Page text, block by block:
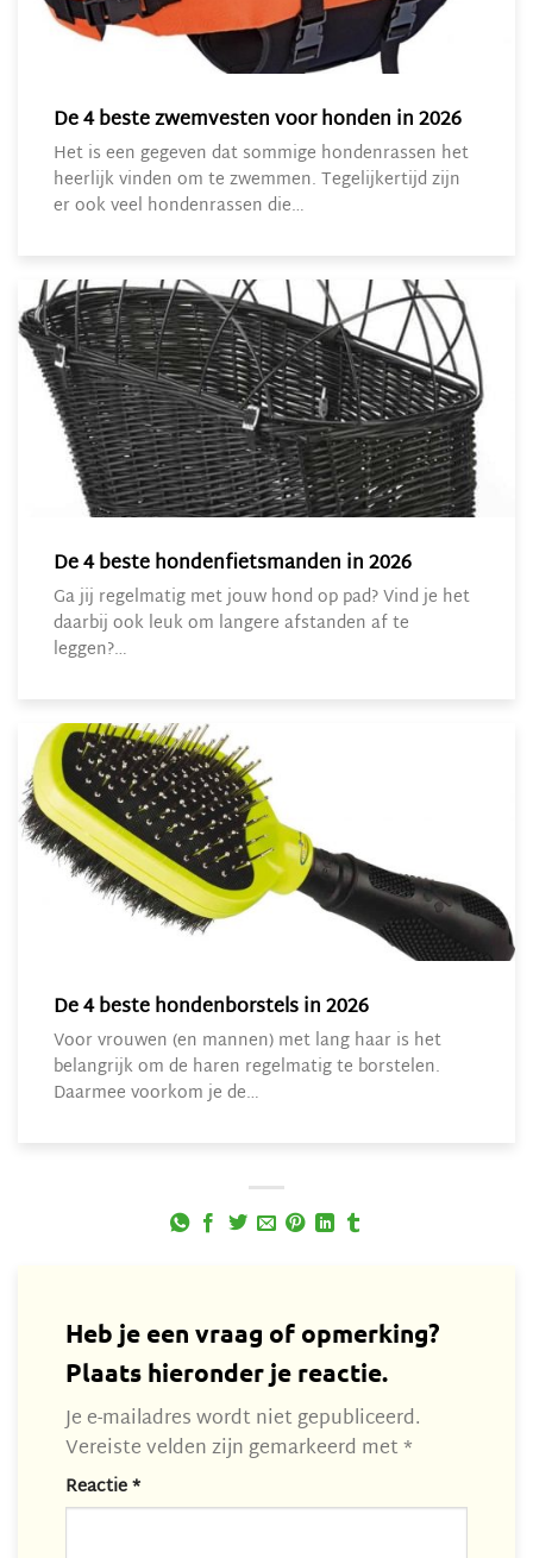
De 4 beste zwemvesten voor honden in 2026
Het is een gegeven dat sommige hondenrassen het
heerlijk vinden om te zwemmen. Tegelijkertijd zijn
er ook veel hondenrassen die…
De 4 beste hondenfietsmanden in 2026
Ga jij regelmatig met jouw hond op pad? Vind je het
daarbij ook leuk om langere afstanden af te
leggen?…
De 4 beste hondenborstels in 2026
Voor vrouwen (en mannen) met lang haar is het
belangrijk om de haren regelmatig te borstelen.
Daarmee voorkom je de…
Heb je een vraag of opmerking?
Plaats hieronder je reactie.
Je e-mailadres wordt niet gepubliceerd.
Vereiste velden zijn gemarkeerd met*
Reactie*